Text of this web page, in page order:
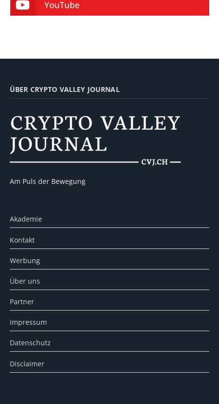
ÜBER CRYPTO VALLEY JOURNAL
Am Puls der Bewegung
Akademie
Kontakt
Werbung
Über uns
Partner
Impressum
Datenschutz
Disclaimer